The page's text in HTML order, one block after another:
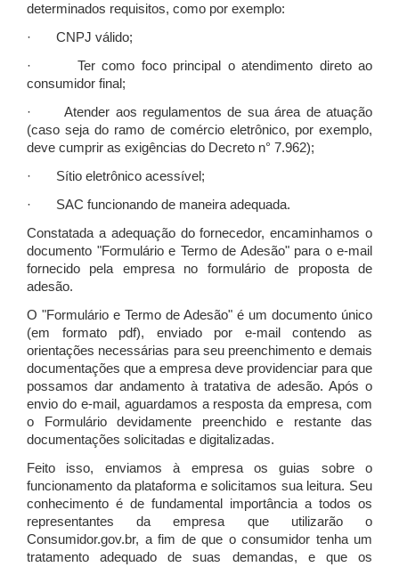
determinados requisitos, como por exemplo:
· CNPJ válido;
· Ter como foco principal o atendimento direto ao
consumidor final;
· Atender aos regulamentos de sua área de atuação
(caso seja do ramo de comércio eletrônico, por exemplo,
deve cumprir as exigências do Decreto n° 7.962);
· Sítio eletrônico acessível;
· SAC funcionando de maneira adequada.
Constatada a adequação do fornecedor, encaminhamos o
documento "Formulário e Termo de Adesão" para o e-mail
fornecido pela empresa no formulário de proposta de
adesão.
O "Formulário e Termo de Adesão" é um documento único
(em formato pdf), enviado por e-mail contendo as
orientações necessárias para seu preenchimento e demais
documentações que a empresa deve providenciar para que
possamos dar andamento à tratativa de adesão. Após o
envio do e-mail, aguardamos a resposta da empresa, com
o Formulário devidamente preenchido e restante das
documentações solicitadas e digitalizadas.
Feito isso, enviamos à empresa os guias sobre o
funcionamento da plataforma e solicitamos sua leitura. Seu
conhecimento é de fundamental importância a todos os
representantes da empresa que utilizarão o
Consumidor.gov.br, a fim de que o consumidor tenha um
tratamento adequado de suas demandas, e que os